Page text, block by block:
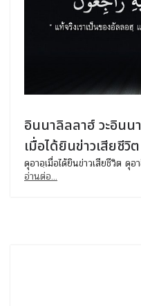
อินนาลิลลาฮ์ วะอิน
เมื่อได้ยินข่าวเสียชีวิต
ดุอาอฺเมื่อได้ยินข่าวเสียชีวิต ดุ
อ่านต่อ...